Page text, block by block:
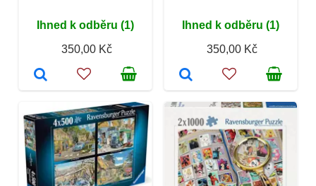
Ihned k odběru (1)
350,00 Kč
Ihned k odběru (1)
350,00 Kč